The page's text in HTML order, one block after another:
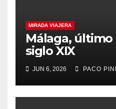
MIRADA VIAJERA
Málaga,
siglo XIX
JUN 6, 2026 PACO